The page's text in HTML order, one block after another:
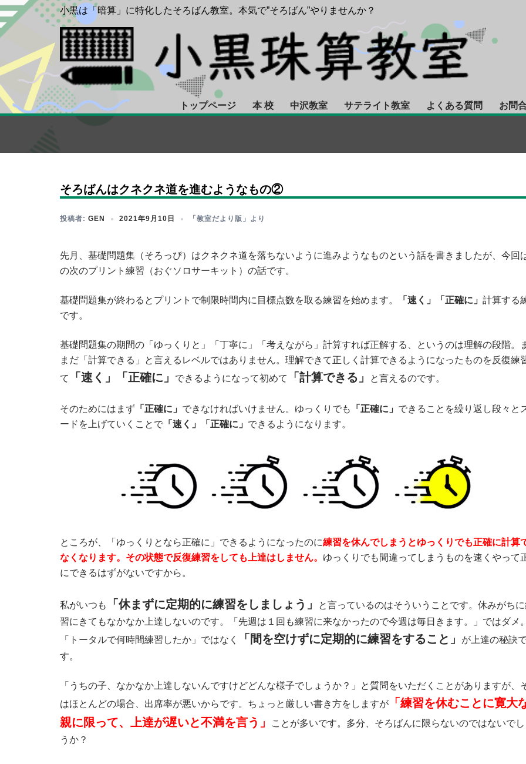
コ
ン
テ
ツ
へ
ス
キ
小黒は「暗算」に特化したそろばん教室。本気で”そろばん”やりませんか？
トップページ 本 校 中沢教室 サテライト教室 よくある質問 お問
そろばんはクネクネ道を進むようなもの②
投稿者: GEN 2021年9月10日 「教室だより版」より
先月、基礎問題集（そろっぴ）はクネクネ道を落ちないように進みようなものという話を書きましたが、今回
の次のプリント練習（おぐソロサーキット）の話です。
基礎問題集が終わるとプリントで制限時間内に目標点数を取る練習を始めます。 「速く」「正確に」 計算する
です。
基礎問題集の期間の「ゆっくりと」「丁寧に」「考えながら」計算すれば正解する、というのは理解の段階。
まだ「計算できる」と言えるレベルではありません。理解できて正しく計算できるようになったものを反復練
て
「速く」「正確に」 できるようになって初めて 「計算できる」 と言えるのです。
そのためにはまず 「正確に」 できなければいけません。ゆっくりでも 「正確に」 できることを繰り返し段々と
ードを上げていくことで 「速く」「正確に」 できるようになります。
ところが、「ゆっくりとなら正確に」できるようになったのに練習を休んでしまうとゆっくりでも正確に計算
なくなります。その状態で反復練習をしても上達はしません。 ゆっくりでも間違ってしまうものを速くやって
にできるはずがないですから。
私がいつも 「休まずに定期的に練習をしましょう」
と言っているのはそういうことです。休みがちに
習にきてもなかなか上達しないのです。「先週は１回も練習に来なかったので今週は毎日きます。」ではダメ。
「トータルで何時間練習したか」ではなく
「間を空けずに定期的に練習をすること」
が上達の秘訣
す。
「うちの子、なかなか上達しないんですけどどんな様子でしょうか？」と質問をいただくことがありますが、
はほとんどの場合、出席率が悪いからです。ちょっと厳しい書き方をしますが
「練習を休むことに寛大
親に限って、上達が遅いと不満を言う」
ことが多いです。多分、そろばんに限らないのではないでし
うか？